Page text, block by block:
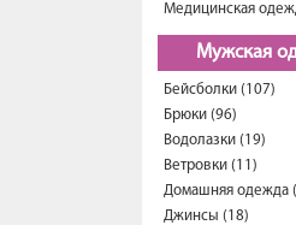
Медицинская
Мужская
Бейсболки (107)
Брюки (96)
Водолазки (19)
Ветровки (11)
Домашняя одежда
Джинсы (18)